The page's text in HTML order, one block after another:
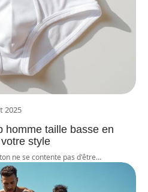
2025
homme taille basse en
style
ne se contente pas d'être…